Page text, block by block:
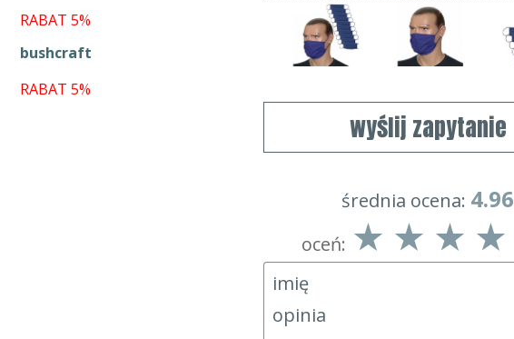
RABAT 5%
bushcraft
RABAT 5%
wyślij zapytanie
średnia ocena: 4.96
oceń: